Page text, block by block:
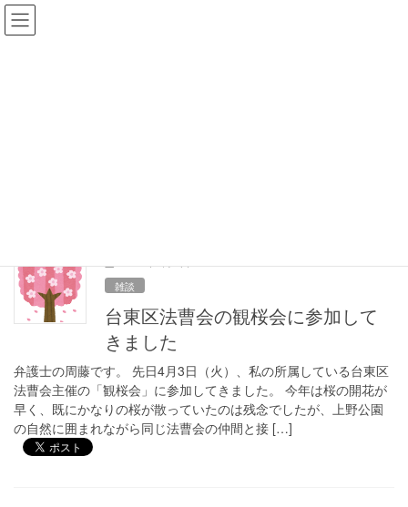
コ
ン
ナ
ビ
雑談
台東区法曹会の観桜会に参加して
きました
弁護士の周藤です。 先日4月3日（火）、私の所属している台東区
法曹会主催の「観桜会」に参加してきました。 今年は桜の開花が
早く、既にかなりの桜が散っていたのは残念でしたが、上野公園
の自然に囲まれながら同じ法曹会の仲間と接 […]